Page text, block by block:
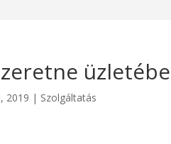
2019 | Szolgáltatás